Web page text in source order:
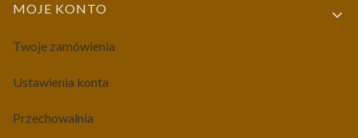
MOJE KONTO
Twoje zamówienia
Ustawienia konta
Przechowalnia